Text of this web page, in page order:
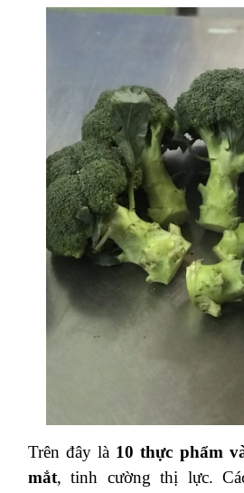
10. Bông cải xanh
Bông cải xanhchứa nhiều
vitamin A, vitamin C và
những chất chống oxy hóa
trong đôi mắt của bạn khỏi
loại các phân tử không ổn
mô khỏe mạnh, nhất là